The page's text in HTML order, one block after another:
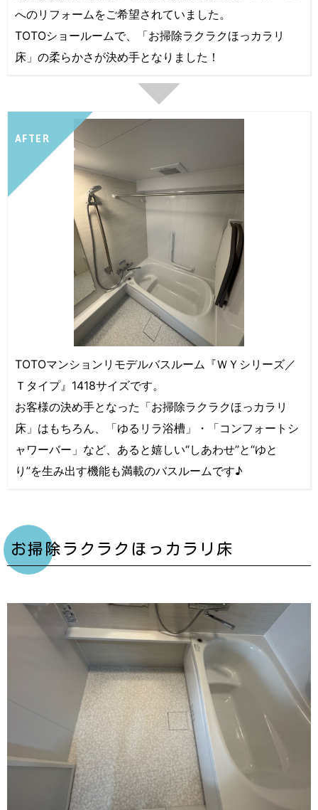
へのリフォームをご希望されていました。
TOTOショールームで、「お掃除ラクラクほっカラリ
床」の柔らかさが決め手となりました！
AFTER
TOTOマンションリモデルバスルーム『ＷＹシリーズ／
Ｔタイプ』1418サイズです。
お客様の決め手となった「お掃除ラクラクほっカラリ
床」はもちろん、「ゆるリラ浴槽」・「コンフォートシ
ャワーバー」など、あると嬉しい“しあわせ”と“ゆと
り”を生み出す機能も満載のバスルームです♪
お掃除ラクラクほっカラリ床